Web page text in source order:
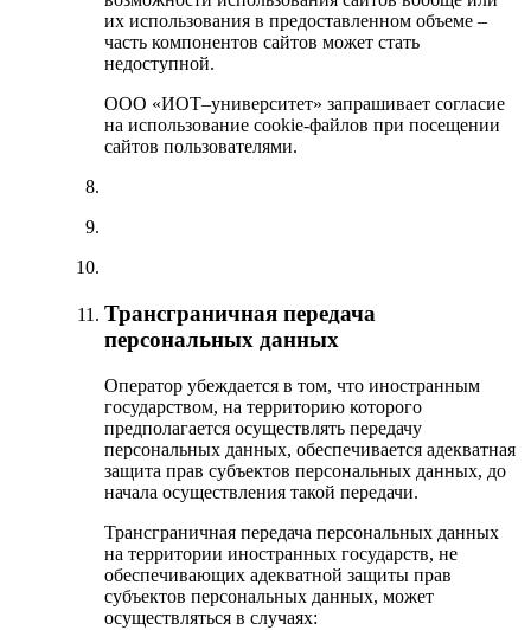
их использования в предоставленном объеме –
часть компонентов сайтов может стать
недоступной.
ООО «ИОТ–университет» запрашивает согласие
на использование cookie-файлов при посещении
сайтов пользователями.
Трансграничная передача
персональных данных
Оператор убеждается в том, что иностранным
государством, на территорию которого
предполагается осуществлять передачу
персональных данных, обеспечивается адекватная
защита прав субъектов персональных данных, до
начала осуществления такой передачи.
Трансграничная передача персональных данных
на территории иностранных государств, не
обеспечивающих адекватной защиты прав
субъектов персональных данных, может
осуществляться в случаях: